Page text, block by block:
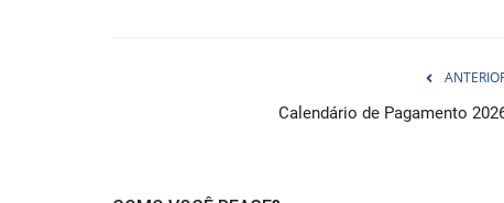
Calendário de Pagamento